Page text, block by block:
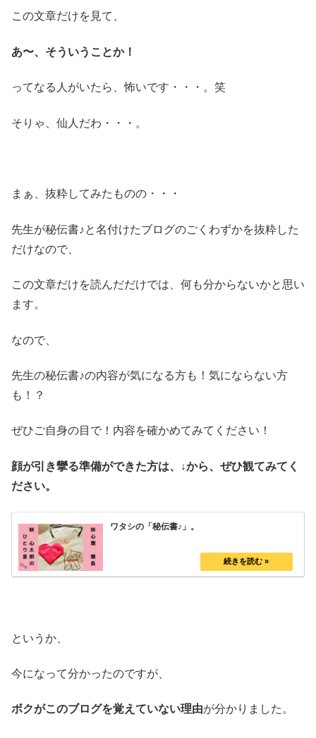
この文章だけを見て、
あ〜、そういうことか！
ってなる人がいたら、怖いです・・・。笑
そりゃ、仙人だわ・・・。
まぁ、抜粋してみたものの・・・
先生が秘伝書♪と名付けたブログのごくわずかを抜粋した
だけなので、
この文章だけを読んだだけでは、何も分からないかと思い
ます。
なので、
先生の秘伝書♪の内容が気になる方も！気にならない方
も！？
ぜひご自身の目で！内容を確かめてみてください！
顔が引き攣る準備ができた方は、↓から、ぜひ観てみてく
ださい。
ワタシの「秘伝書♪」。
というか、
今になって分かったのですが、
ボクがこのブログを覚えていない理由が分かりました。